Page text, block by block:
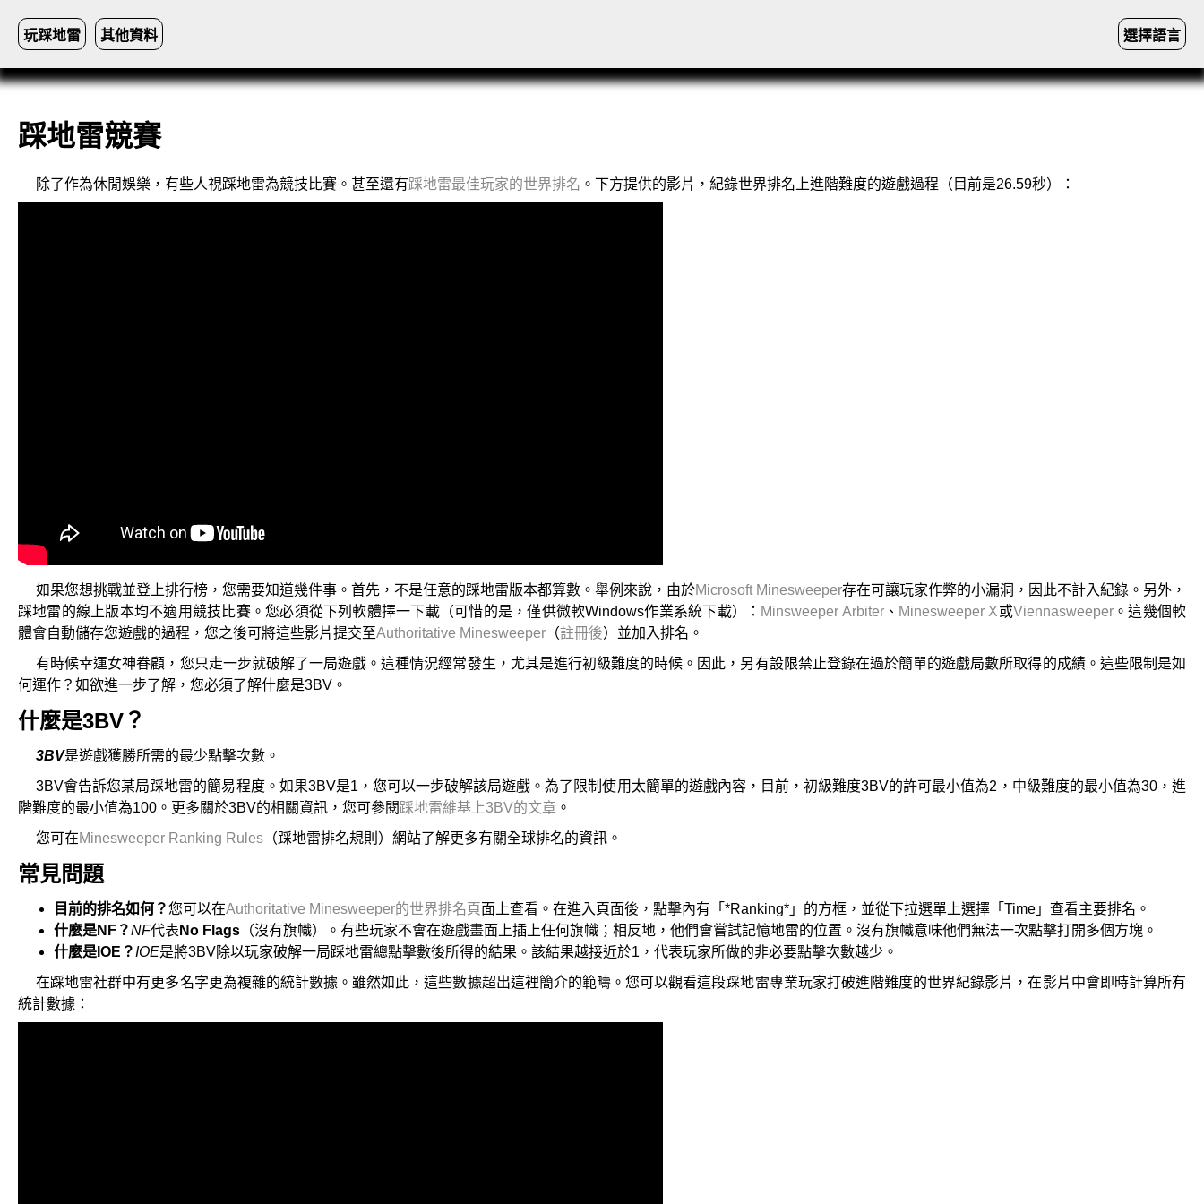
玩踩地雷 其他資料 選擇語言
踩地雷競賽
除了作為休閒娛樂，有些人視踩地雷為競技比賽。甚至還有踩地雷最佳玩家的世界排名 。下方提供的影片，紀錄世界排名上進階難度的遊戲過程（目前是26.59秒）：
如果您想挑戰並登上排行榜，您需要知道幾件事。首先，不是任意的踩地雷版本都算數。舉例來說，由於Microsoft Minesweeper存在可讓玩家作弊的小漏洞，因此不計入紀錄。另外，
踩地雷的線上版本均不適用競技比賽。您必須從下列軟體擇一下載（可惜的是，僅供微軟Windows作業系統下載）： Minsweeper Arbiter、 Minesweeper X或Viennasweeper。這幾個軟
體會自動儲存您遊戲的過程，您之後可將這些影片提交至Authoritative Minesweeper （註冊後）並加入排名。
有時候幸運女神眷顧，您只走一步就破解了一局遊戲。這種情況經常發生，尤其是進行初級難度的時候。因此，另有設限禁止登錄在過於簡單的遊戲局數所取得的成績。這些限制是如
何運作？如欲進一步了解，您必須了解什麼是3BV。
什麼是3BV？
3BV是遊戲獲勝所需的最少點擊次數。
3BV會告訴您某局踩地雷的簡易程度。如果3BV是1，您可以一步破解該局遊戲。為了限制使用太簡單的遊戲內容，目前，初級難度3BV的許可最小值為2，中級難度的最小值為30，進
階難度的最小值為100。更多關於3BV的相關資訊，您可參閱踩地雷維基上3BV的文章 。
您可在Minesweeper Ranking Rules （踩地雷排名規則）網站了解更多有關全球排名的資訊。
常見問題
目前的排名如何？您可以在Authoritative Minesweeper的世界排名頁面上查看。在進入頁面後，點擊內有「*Ranking*」的方框，並從下拉選單上選擇「Time」查看主要排名。
什麼是NF？NF代表 No Flags （沒有旗幟）。有些玩家不會在遊戲畫面上插上任何旗幟；相反地，他們會嘗試記憶地雷的位置。沒有旗幟意味他們無法一次點擊打開多個方塊。
什麼是IOE？IOE是將3BV除以玩家破解一局踩地雷總點擊數後所得的結果。該結果越接近於1，代表玩家所做的非必要點擊次數越少。
在踩地雷社群中有更多名字更為複雜的統計數據。雖然如此，這些數據超出這裡簡介的範疇。您可以觀看這段踩地雷專業玩家打破進階難度的世界紀錄影片，在影片中會即時計算所有
統計數據：